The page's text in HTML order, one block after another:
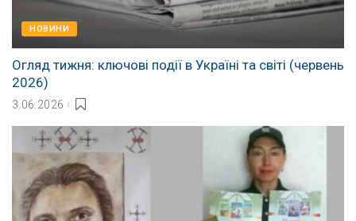
НОВИНИ
Огляд тижня: ключові події в Україні та світі (червень
2026)
3.06.2026